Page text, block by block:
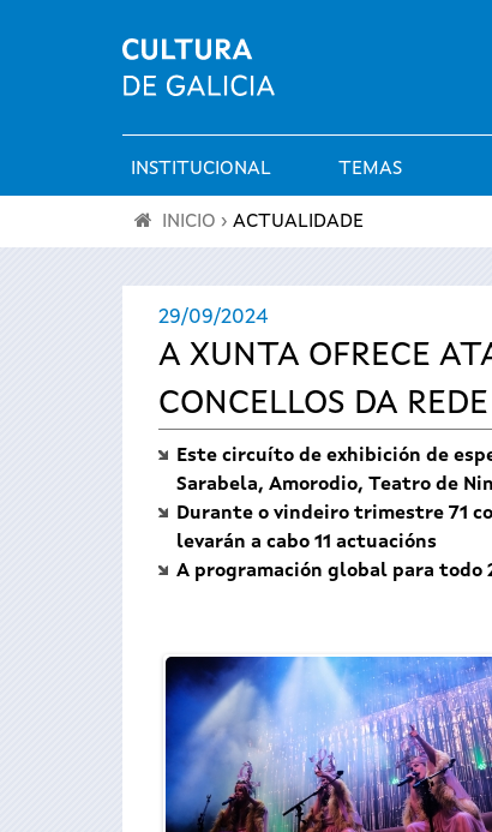
Menú
principal
INSTITUCIONAL TEMAS
está
INICIO › ACTUALIDADE
29/09/2024
A XUNTA OFRECE
CONCELLOS DA
Este circuíto de exhibición de
Sarabela, Amorodio, Teatro de
Durante o vindeiro trimestre 71
levarán a cabo 11 actuacións
A programación global para todo